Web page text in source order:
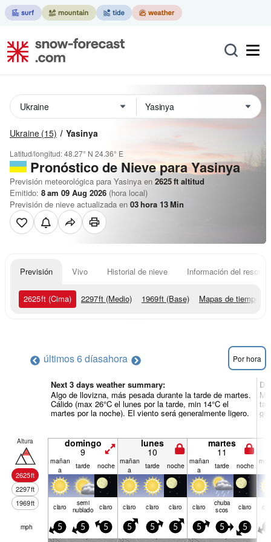
Ukraine (15) Yasinya
Latitud/longitud:48.27° N 24.36° E
Pronóstico de Nievepara Yasinya
Previsión meteorológica para Yasinya en 2625ft altitud
Emitido: 8 am 09 Aug 2026 (hora local)
Previsión de nieve actualizada en 03hora 13Min
Previsión Vivo Historial de nieve Información del resort
2625ft (Cima) 2297ft (Medio) 1969ft (Base) Mapas de tiempo
últimos 6 díasahora Por hora
Next 3 days weather summary:
Algo de llovizna, más pesada durante la tarde de martes.
Cálido (max 26°C el lunes por la tarde, min 14°C el
martes por la noche). El viento será generalmente ligero.
Altura
2625ft
2297ft
1969ft
domingo
9
lunes
10
martes
11
mañan
a
tarde noche mañan
a
tarde noche mañan
a
tarde noche
claro semi
nublado claro claro claro claro claro chuba
scos claro
mph 5 5 5 5 5 5 5 5 5